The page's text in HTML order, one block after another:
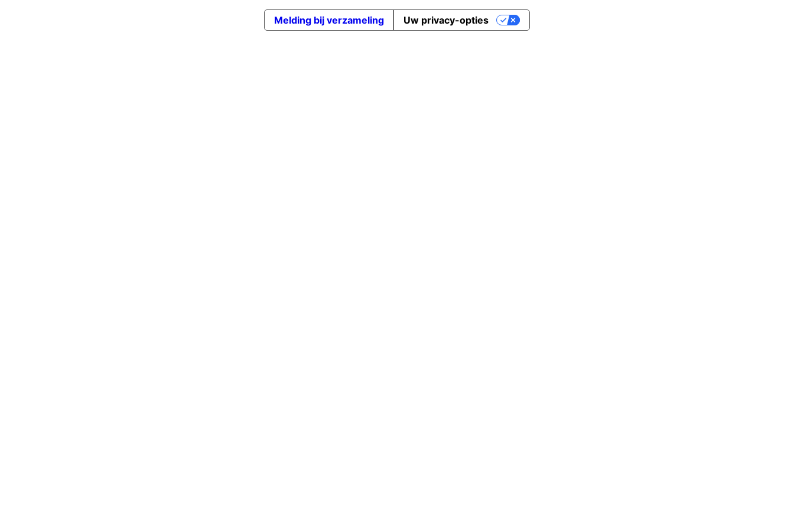
Melding bij verzameling Uw privacy-opties